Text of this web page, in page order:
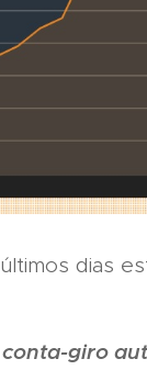
dias
giro